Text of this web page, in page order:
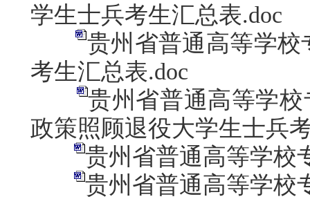
学生士兵考生汇总表.doc
贵州省普通高等学
考生汇总表.doc
贵州省普通高等学
政策照顾退役大学生士兵
贵州省普通高等学校
贵州省普通高等学校